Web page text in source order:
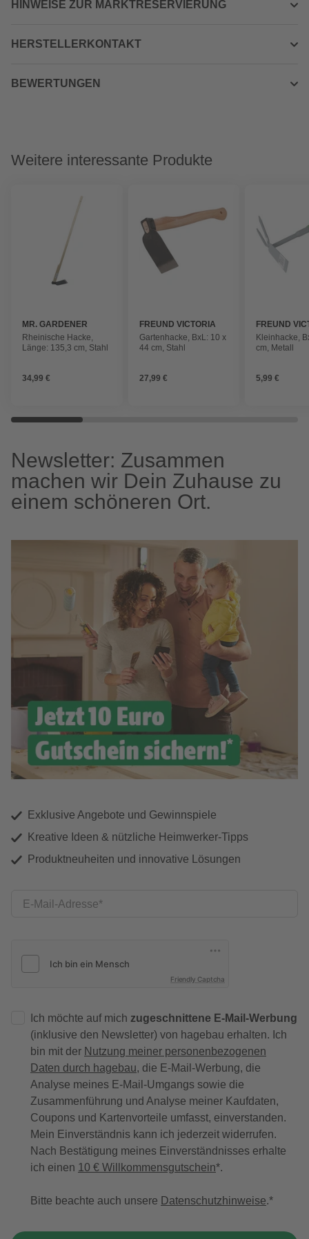
HINWEISE ZUR MARKTRESERVIERUNG
HERSTELLERKONTAKT
BEWERTUNGEN
Weitere interessante Produkte
MR. GARDENER
Rheinische Hacke,
Länge: 135,3 cm, Stahl
34,99 €
FREUND VICTORIA
Gartenhacke, BxL: 10 x
44 cm, Stahl
27,99 €
FREUND
Kleinhacke,
cm, Metall
5,99 €
Newsletter: Zusammen
machen wir Dein Zuhause zu
einem schöneren Ort.
Exklusive Angebote und Gewinnspiele
Kreative Ideen & nützliche Heimwerker-Tipps
Produktneuheiten und innovative Lösungen
E-Mail-Adresse
Friendly Captcha
Ich möchte auf mich zugeschnittene E-Mail-Werbung
(inklusive den Newsletter) von hagebau erhalten. Ich
bin mit der Nutzung meiner personenbezogenen
Daten durch hagebau, die E-Mail-Werbung, die
Analyse meines E-Mail-Umgangs sowie die
Zusammenführung und Analyse meiner Kaufdaten,
Coupons und Kartenvorteile umfasst, einverstanden.
Mein Einverständnis kann ich jederzeit widerrufen.
Nach Bestätigung meines Einverständnisses erhalte
ich einen 10 € Willkommensgutschein*.
Bitte beachte auch unsere Datenschutzhinweise.